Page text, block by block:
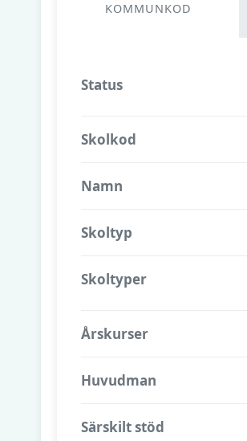
KOMMUNKOD
Status
Skolkod
Namn
Skoltyp
Skoltyper
Årskurser
Huvudman
Särskilt stöd